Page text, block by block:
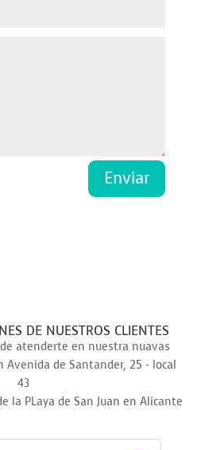
Enviar
DE NUESTROS CLIENTES
atenderte en nuestra nuavas
de Santander, 25 - local
43
la PLaya de San Juan en Alicante